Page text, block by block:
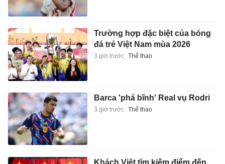
Trường hợp đặc biệt của bóng
đá trẻ Việt Nam mùa 2026
3 giờ trước Thể thao
Barca 'phá bĩnh' Real vụ Rodri
3 giờ trước Thể thao
Khách Việt tìm kiếm điểm đến